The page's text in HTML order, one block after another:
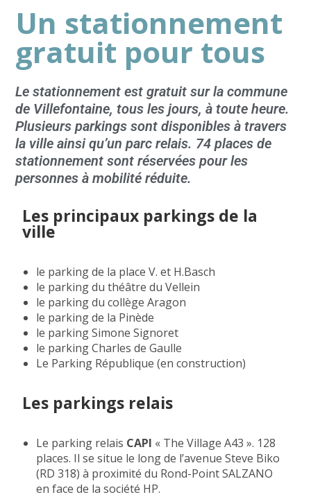
Un stationnement
gratuit pour tous
Le stationnement est gratuit sur la commune
de Villefontaine, tous les jours, à toute heure.
Plusieurs parkings sont disponibles à travers
la ville ainsi qu’un parc relais. 74 places de
stationnement sont réservées pour les
personnes à mobilité réduite.
Les principaux parkings de la
ville
le parking de la place V. et H.Basch
le parking du théâtre du Vellein
le parking du collège Aragon
le parking de la Pinède
le parking Simone Signoret
le parking Charles de Gaulle
Le Parking République (en construction)
Les parkings relais
Le parking relais CAPI « The Village A43 ». 128
places. Il se situe le long de l’avenue Steve Biko
(RD 318) à proximité du Rond-Point SALZANO
en face de la société HP.